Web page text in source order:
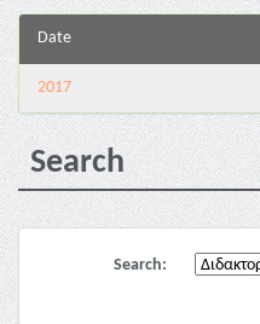
Date
2017
Search
Search: